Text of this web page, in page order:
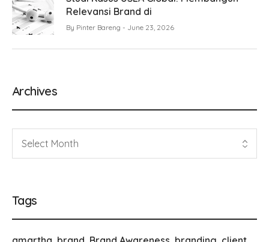
Relevansi Brand di
By Pinter Bareng June 23, 2026
Archives
Tags